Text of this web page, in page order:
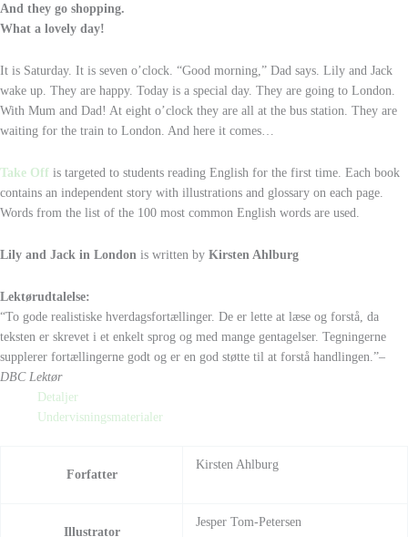
And they go shopping.
What a lovely day!
It is Saturday. It is seven o’clock. “Good morning,” Dad says. Lily and Jack
wake up. They are happy. Today is a special day. They are going to London.
With Mum and Dad! At eight o’clock they are all at the bus station. They are
waiting for the train to London. And here it comes…
Take Off is targeted to students reading English for the first time. Each book
contains an independent story with illustrations and glossary on each page.
Words from the list of the 100 most common English words are used.
Lily and Jack in London is written by Kirsten Ahlburg
Lektørudtalelse:
“To gode realistiske hverdagsfortællinger. De er lette at læse og forstå, da
teksten er skrevet i et enkelt sprog og med mange gentagelser. Tegningerne
supplerer fortællingerne godt og er en god støtte til at forstå handlingen.”–
DBC Lektør
Detaljer
Undervisningsmaterialer
Forfatter
Kirsten Ahlburg
Illustrator
Jesper Tom-Petersen